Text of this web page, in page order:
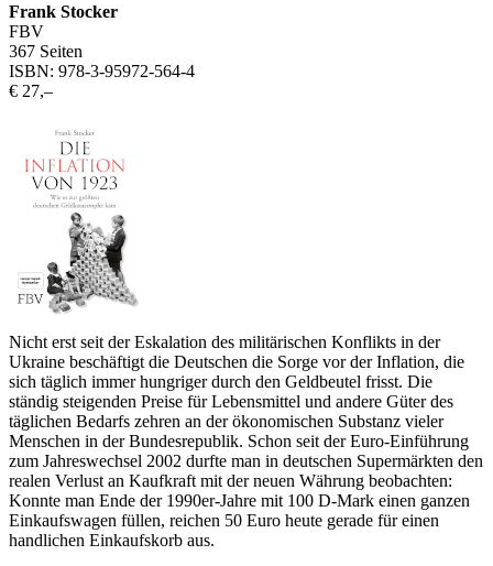
Frank Stocker
FBV
367 Seiten
ISBN: 978-3-95972-564-4
€ 27,–
Nicht erst seit der Eskalation des militärischen Konflikts in der
Ukraine beschäftigt die Deutschen die Sorge vor der Inflation, die
sich täglich immer hungriger durch den Geldbeutel frisst. Die
ständig steigenden Preise für Lebensmittel und andere Güter des
täglichen Bedarfs zehren an der ökonomischen Substanz vieler
Menschen in der Bundesrepublik. Schon seit der Euro-Einführung
zum Jahreswechsel 2002 durfte man in deutschen Supermärkten den
realen Verlust an Kaufkraft mit der neuen Währung beobachten:
Konnte man Ende der 1990er-Jahre mit 100 D-Mark einen ganzen
Einkaufswagen füllen, reichen 50 Euro heute gerade für einen
handlichen Einkaufskorb aus.